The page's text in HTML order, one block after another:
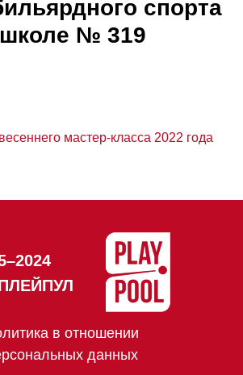
спорта
№ 319
мастер-класса 2022 года
в отношении
данных